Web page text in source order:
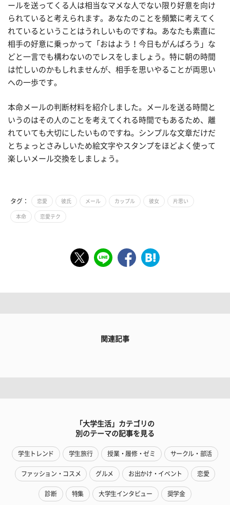
ールを送ってくる人は相当なマメな人でない限り好意を向け
られていると考えられます。あなたのことを頻繁に考えてく
れているということはうれしいものですね。あなたも素直に
相手の好意に乗っかって「おはよう！今日もがんばろう」な
どと一言でも構わないのでレスをしましょう。特に朝の時間
は忙しいのかもしれませんが、相手を思いやることが両思い
への一歩です。
本命メールの判断材料を紹介しました。メールを送る時間と
いうのはその人のことを考えてくれる時間でもあるため、離
れていても大切にしたいものですね。シンプルな文章だけだ
とちょっとさみしいため絵文字やスタンプをほどよく使って
楽しいメール交換をしましょう。
タグ： 恋愛 彼氏 メール カップル 彼女 片思い
本命 恋愛テク
関連記事
「大学生活」カテゴリの
別のテーマの記事を見る
学生トレンド 学生旅行 授業・履修・ゼミ サークル・部活
ファッション・コスメ グルメ お出かけ・イベント 恋愛
診断 特集 大学生インタビュー 奨学金